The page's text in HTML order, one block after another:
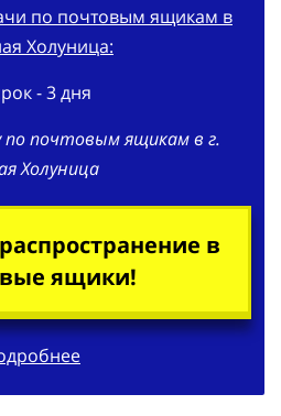
по почтовым ящикам в
Холуница:
- 3 дня
по почтовым ящикам в г.
Холуница
в
ящики!